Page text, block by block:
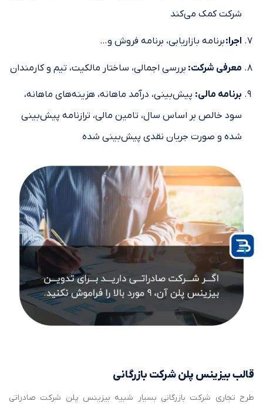
شرکت کمک می‌کند
اجرا:برنامه بازاریابی، برنامه فروش و…
معرفی شرکت: بررسی اجمالی، ساختار مالکیت، تیم و کارمندان
برنامه مالی: پیش‌بینی، درآمد ماهانه، هزینه‌های ماهانه،
سود خالص بر اساس سال، تامین مالی، ترازنامه پیش‌بینی
شده و صورت جریان نقدی پیش‌بینی شده
قالب بیزینس پلن شرکت بازرگانی
طرح تجاری شرکت بازرگانی بسیار شبیه بیزینس پلن شرکت صادراتی